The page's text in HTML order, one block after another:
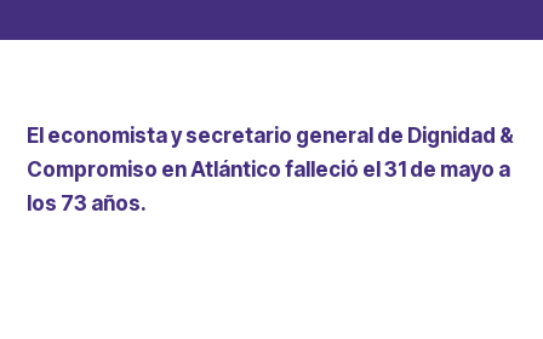
El economista y secretario general de Dignidad &
Compromiso en Atlántico falleció el 31 de mayo a
los 73 años.